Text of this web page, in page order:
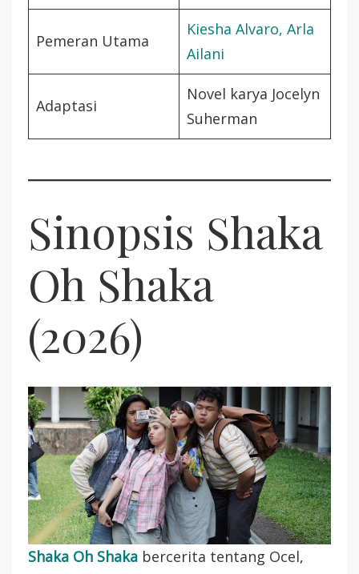
Pemeran Utama
Kiesha Alvaro, Arla
Ailani
Adaptasi
Novel karya Jocelyn
Suherman
Sinopsis Shaka
Oh Shaka
(2026)
Shaka Oh Shaka bercerita tentang Ocel,